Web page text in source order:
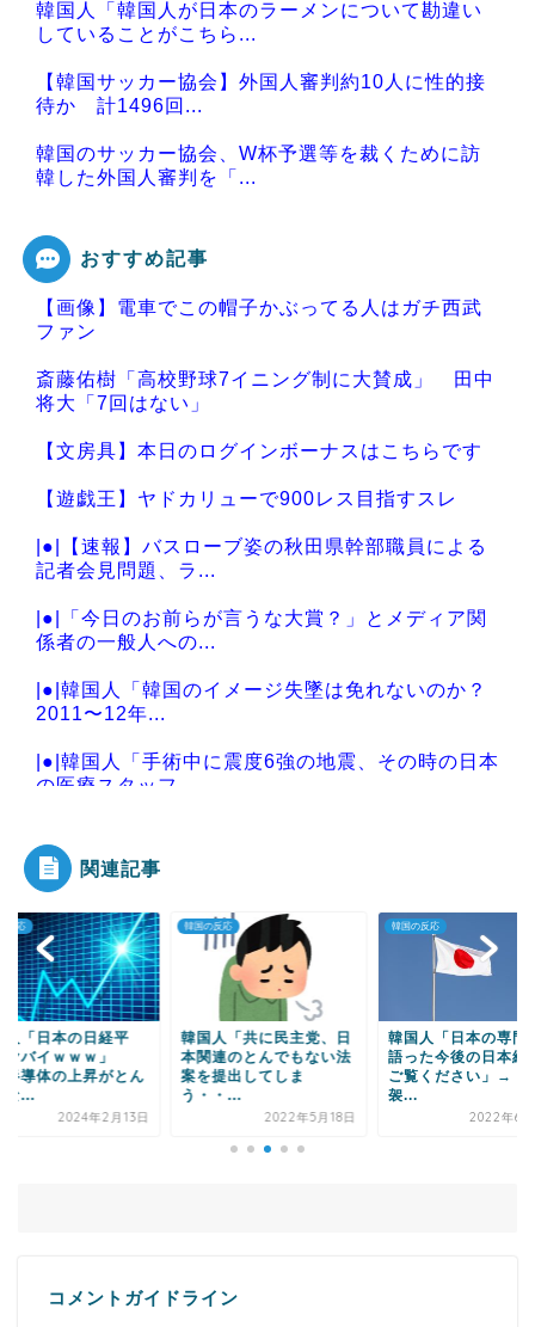
韓国人「韓国人が日本のラーメンについて勘違い
していることがこちら...
【韓国サッカー協会】外国人審判約10人に性的接
待か 計1496回...
韓国のサッカー協会、W杯予選等を裁くために訪
韓した外国人審判を「...
Powered by livedoor 相互RSS
おすすめ記事
【画像】電車でこの帽子かぶってる人はガチ西武
ファン
斎藤佑樹「高校野球7イニング制に大賛成」 田中
将大「7回はない」
【文房具】本日のログインボーナスはこちらです
【遊戯王】ヤドカリューで900レス目指すスレ
|●|【速報】バスローブ姿の秋田県幹部職員による
記者会見問題、ラ...
|●|「今日のお前らが言うな大賞？」とメディア関
係者の一般人への...
|●|韓国人「韓国のイメージ失墜は免れないのか？
2011〜12年...
|●|韓国人「手術中に震度6強の地震、その時の日本
の医療スタッフ...
Powered by livedoor 相互RSS
関連記事
韓国の反応
国人「共に民主党、日
関連のとんでもない法
を提出してしま
・・...
2022年5月18日
韓国の反応
韓国人「日本の専門家が
語った今後の日本経済を
ご覧ください」→「大
袈...
2022年6月23日
韓国の反応
韓国人「もしト
びれば日本経済
んだろうか？日
動...
2023
コメントガイドライン